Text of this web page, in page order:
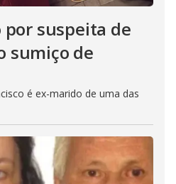
por suspeita de
sumiço de
é ex-marido de uma das